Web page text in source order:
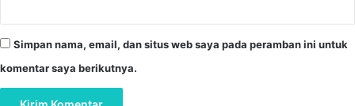
Simpan nama, email, dan situs web saya pada peramban ini untuk
komentar saya berikutnya.